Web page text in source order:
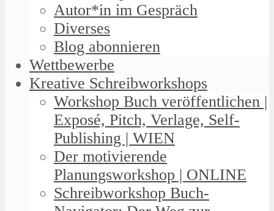
Autor*in im Gespräch
Diverses
Blog abonnieren
Wettbewerbe
Kreative Schreibworkshops
Workshop Buch veröffentlichen |
Exposé, Pitch, Verlage, Self-
Publishing | WIEN
Der motivierende
Planungsworkshop | ONLINE
Schreibworkshop Buch-